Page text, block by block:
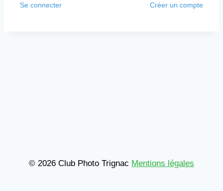
Se connecter Créer un compte
© 2026 Club Photo Trignac Mentions légales